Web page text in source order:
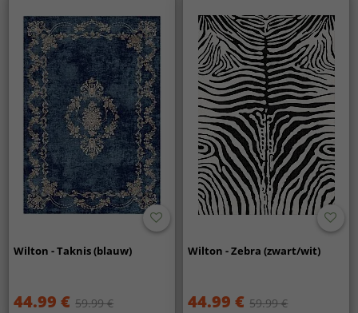
Wilton - Taknis (blauw)
44.99 € 59.99 €
Wilton - Zebra (zwart/wit)
44.99 € 59.99 €